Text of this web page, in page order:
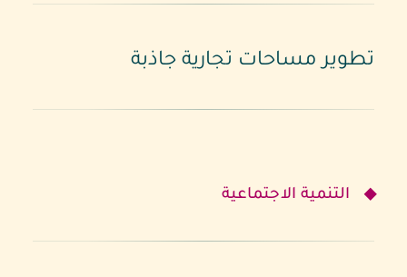
تطوير مساحات تجارية جاذبة
التنمية الاجتماعية